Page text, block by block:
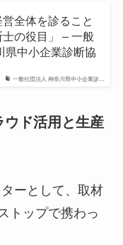
一般社団法人 神奈川県中小企業診…
全体を診ること
の役目」 – 一般
県中小企業診断協
ド活用と生産
ーとして、取材
トップで携わっ